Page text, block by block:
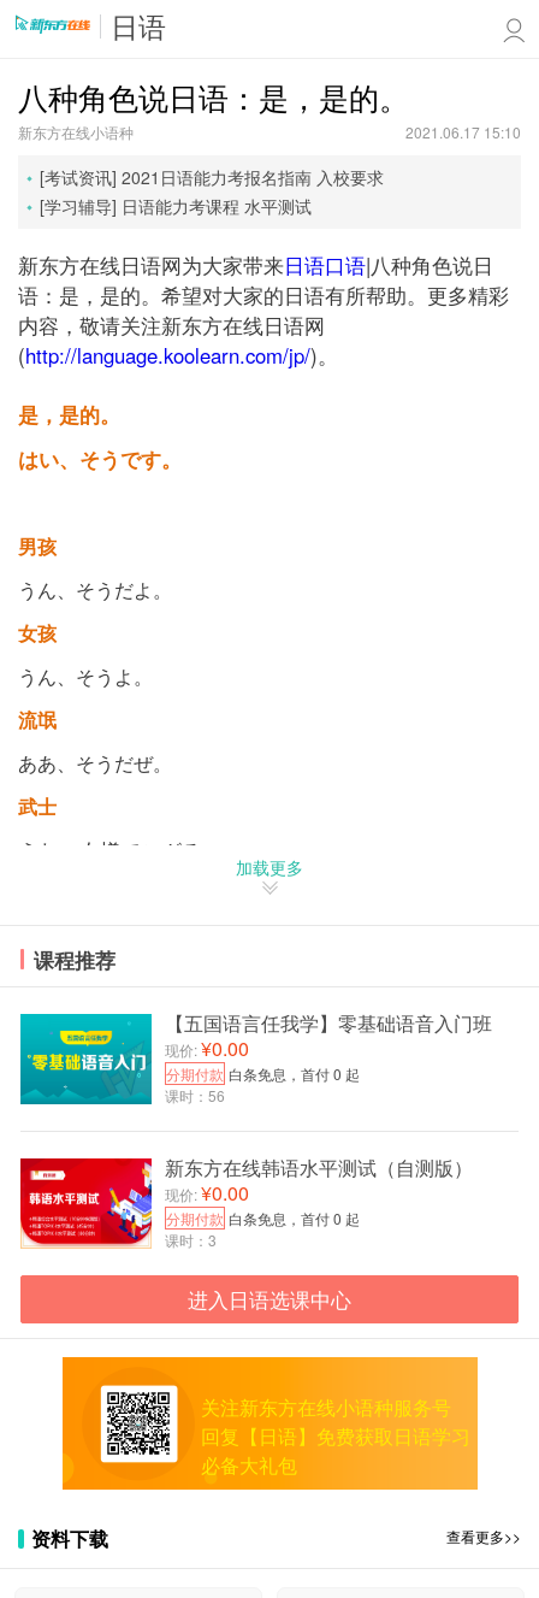
日语
八种角色说日语：是，是的。
新东方在线小语种 2021.06.17 15:10
[考试资讯] 2021日语能力考报名指南 入校要求
[学习辅导] 日语能力考课程 水平测试
新东方在线日语网为大家带来日语口语|八种角色说日
语：是，是的。希望对大家的日语有所帮助。更多精彩
内容，敬请关注新东方在线日语网
(http://language.koolearn.com/jp/)。
是，是的。
はい、そうです。
男孩
うん、そうだよ。
女孩
うん、そうよ。
流氓
ああ、そうだぜ。
武士
うむ、左様でござる。
管家
はい、左様でございます、ご主人様。
大小姐
ええ、そうですわ。
大阪人
おう、せやで。
相关阅读推荐：
八种角色说日语：对不起！
八种角色说日语：我是～
加载更多
课程推荐
【五国语言任我学】零基础语音入门班
现价:¥0.00
分期付款 白条免息，首付 0 起
课时：56
新东方在线韩语水平测试（自测版）
现价:¥0.00
分期付款 白条免息，首付 0 起
课时：3
进入日语选课中心
关注新东方在线小语种服务号
回复【日语】免费获取日语学习
必备大礼包
资料下载 查看更多>>